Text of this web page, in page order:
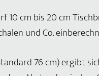
10 cm bis 20 cm
und Co.
76 cm) ergibt